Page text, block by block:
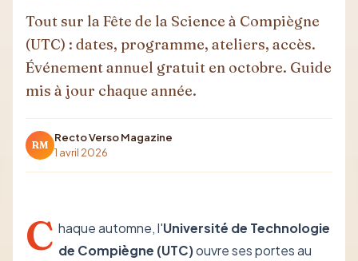
Tout sur la Fête de la Science à Compiègne
(UTC) : dates, programme, ateliers, accès.
Événement annuel gratuit en octobre. Guide
mis à jour chaque année.
RM
Recto Verso Magazine
1 avril 2026
C haque automne, l'Université de Technologie
de Compiègne (UTC)ouvre ses portes au